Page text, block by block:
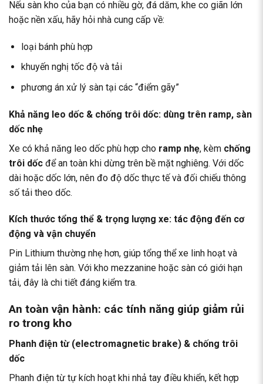
Nếu sàn kho của bạn có nhiều gờ, đá dăm, khe co giãn lớn
hoặc nền xấu, hãy hỏi nhà cung cấp về:
loại bánh phù hợp
khuyến nghị tốc độ và tải
phương án xử lý sàn tại các “điểm gãy”
Khả năng leo dốc & chống trôi dốc: dùng trên ramp, sàn
dốc nhẹ
Xe có khả năng leo dốc phù hợp cho ramp nhẹ, kèm chống
trôi dốc để an toàn khi dừng trên bề mặt nghiêng. Với dốc
dài hoặc dốc lớn, nên đo độ dốc thực tế và đối chiếu thông
số tải theo dốc.
Kích thước tổng thể & trọng lượng xe: tác động đến cơ
động và vận chuyển
Pin Lithium thường nhẹ hơn, giúp tổng thể xe linh hoạt và
giảm tải lên sàn. Với kho mezzanine hoặc sàn có giới hạn
tải, đây là chi tiết đáng kiểm tra.
An toàn vận hành: các tính năng giúp giảm rủi
ro trong kho
Phanh điện từ (electromagnetic brake) & chống trôi
dốc
Phanh điện từ tự kích hoạt khi nhả tay điều khiển, kết hợp